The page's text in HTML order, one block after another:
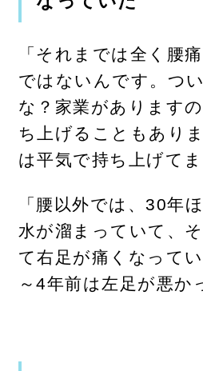
「それまでは全く腰
ではないんです。つ
な？家業があります
ち上げることもあり
は平気で持ち上げてま
「腰以外では、30年
水が溜まっていて、
て右足が痛くなって
～4年前は左足が悪か